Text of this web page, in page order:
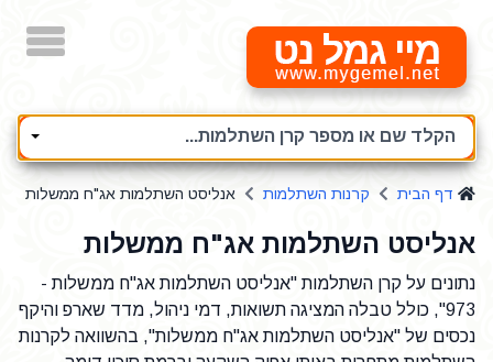
מיי גמל נט
הקלד שם או מספר קרן השתלמות...
דף הבית קרנות השתלמות אנליסט השתלמות אג"ח ממשלות
אנליסט השתלמות אג"ח ממשלות
נתונים על קרן השתלמות "אנליסט השתלמות אג"ח ממשלות -
973", כולל טבלה המציגה תשואות, דמי ניהול, מדד שארפ והיקף
נכסים של "אנליסט השתלמות אג"ח ממשלות", בהשוואה לקרנות